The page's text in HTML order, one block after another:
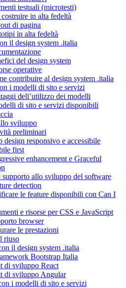
testuali (microtesti)
in alta fedeltà
di pagina
in alta fedeltà
il design system .italia
del design system
operative
contribuire al design system .italia
i modelli di sito e servizi
dell’utilizzo dei modelli
di sito e servizi disponibili
sviluppo
preliminari
design responsivo e accessibile
first
enhancement e Graceful
allo sviluppo del software
detection
le feature disponibili con Can I
e risorse per CSS e JavaScript
browser
le prestazioni
riuso
il design system .italia
Bootstrap Italia
di sviluppo React
di sviluppo Angular
i modelli di sito e servizi